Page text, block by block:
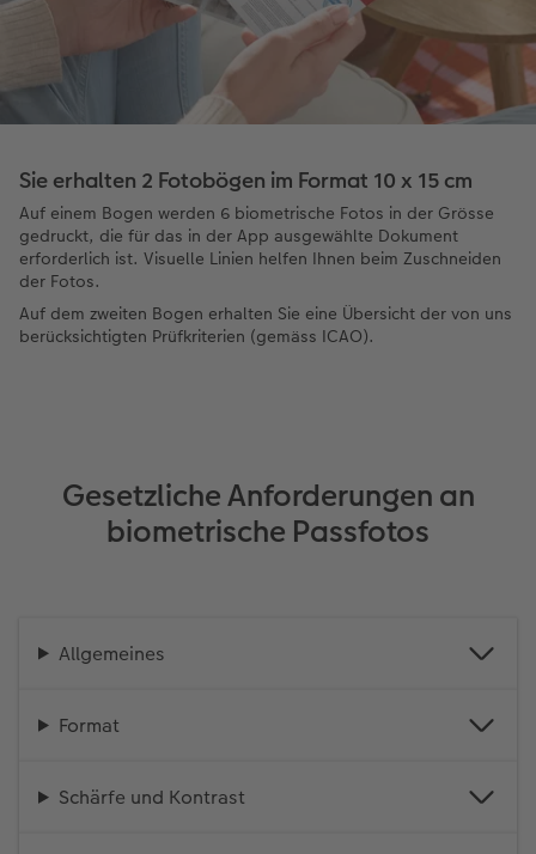
Sie erhalten 2 Fotobögen im Format 10 x 15 cm
Auf einem Bogen werden 6 biometrische Fotos in der Grösse
gedruckt, die für das in der App ausgewählte Dokument
erforderlich ist. Visuelle Linien helfen Ihnen beim Zuschneiden
der Fotos.
Auf dem zweiten Bogen erhalten Sie eine Übersicht der von uns
berücksichtigten Prüfkriterien (gemäss ICAO).
Gesetzliche Anforderungen an
biometrische Passfotos
Allgemeines
Format
Schärfe und Kontrast